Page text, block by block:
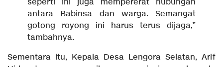
seperti ini juga mempererat hubungan
antara Babinsa dan warga. Semangat
gotong royong ini harus terus dijaga,”
tambahnya.
Sementara itu, Kepala Desa Lengora Selatan, Arif